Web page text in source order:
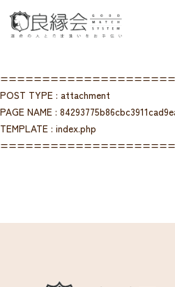
POST TYPE : attachment
PAGE NAME :
TEMPLATE : index.php